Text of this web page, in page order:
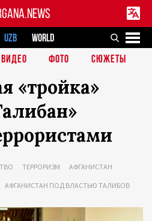
UZB
WORLD
ВИДЕО ФОТО СЮЖЕТЫ
«тройка»
ТЕРРОРИЗМ АФГАНИСТАН
АФГАНИСТАН ПОД ВЛАСТЬЮ ТАЛИБОВ